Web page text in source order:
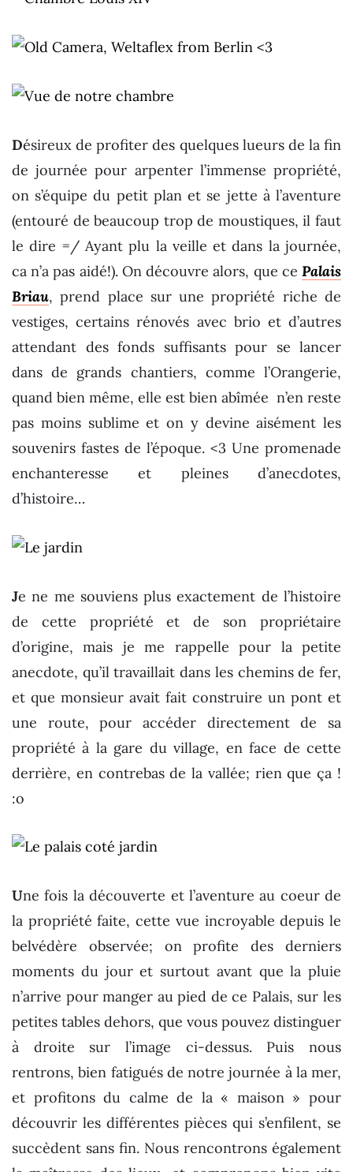
Désireux de profiter des quelques lueurs de la fin
de journée pour arpenter l’immense propriété,
on s’équipe du petit plan et se jette à l’aventure
(entouré de beaucoup trop de moustiques, il faut
le dire =/ Ayant plu la veille et dans la journée,
ca n’a pas aidé!). On découvre alors, que ce Palais
Briau, prend place sur une propriété riche de
vestiges, certains rénovés avec brio et d’autres
attendant des fonds suffisants pour se lancer
dans de grands chantiers, comme l’Orangerie,
quand bien même, elle est bien abîmée n’en reste
pas moins sublime et on y devine aisément les
souvenirs fastes de l’époque. <3 Une promenade
enchanteresse et pleines d’anecdotes,
d’histoire…
Je ne me souviens plus exactement de l’histoire
de cette propriété et de son propriétaire
d’origine, mais je me rappelle pour la petite
anecdote, qu’il travaillait dans les chemins de fer,
et que monsieur avait fait construire un pont et
une route, pour accéder directement de sa
propriété à la gare du village, en face de cette
derrière, en contrebas de la vallée; rien que ça !
:o
Une fois la découverte et l’aventure au coeur de
la propriété faite, cette vue incroyable depuis le
belvédère observée; on profite des derniers
moments du jour et surtout avant que la pluie
n’arrive pour manger au pied de ce Palais, sur les
petites tables dehors, que vous pouvez distinguer
à droite sur l’image ci-dessus. Puis nous
rentrons, bien fatigués de notre journée à la mer,
et profitons du calme de la « maison » pour
découvrir les différentes pièces qui s’enfilent, se
succèdent sans fin. Nous rencontrons également